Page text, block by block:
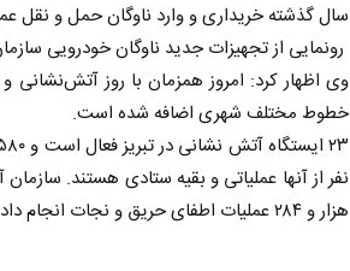
سال گذشته خریداری و وارد ناوگان حمل و
رونمایی از تجهیزات جدید ناوگان خودرویی
خطوط مختلف شهری اضافه شده است.
نفر از آنها عملیاتی و بقیه ستادی هستند.
هزار و ۲۸۴ عملیات اطفای حریق و نجات انجام داده است.